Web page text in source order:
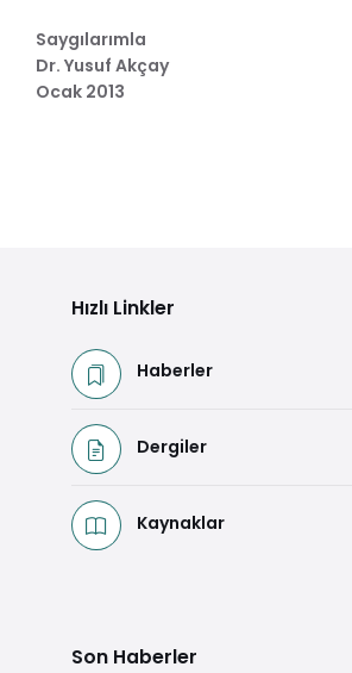
Saygılarımla
Dr. Yusuf Akçay
Ocak 2013
Hızlı Linkler
Haberler
Dergiler
Kaynaklar
Son Haberler